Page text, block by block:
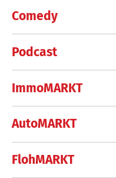
Comedy
Podcast
ImmoMARKT
AutoMARKT
FlohMARKT